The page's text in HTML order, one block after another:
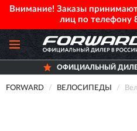
Внимание! Заказы
лиц по телефону
ОФИЦИАЛЬНЫЙ
FORWARD ВЕЛОСИПЕДЫ